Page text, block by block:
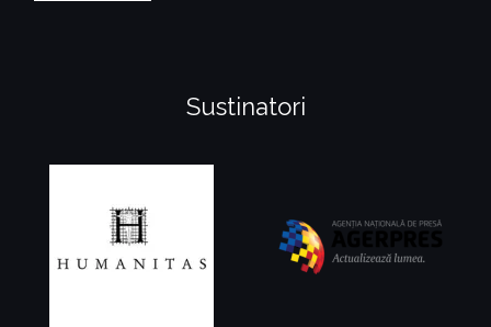
Sustinatori